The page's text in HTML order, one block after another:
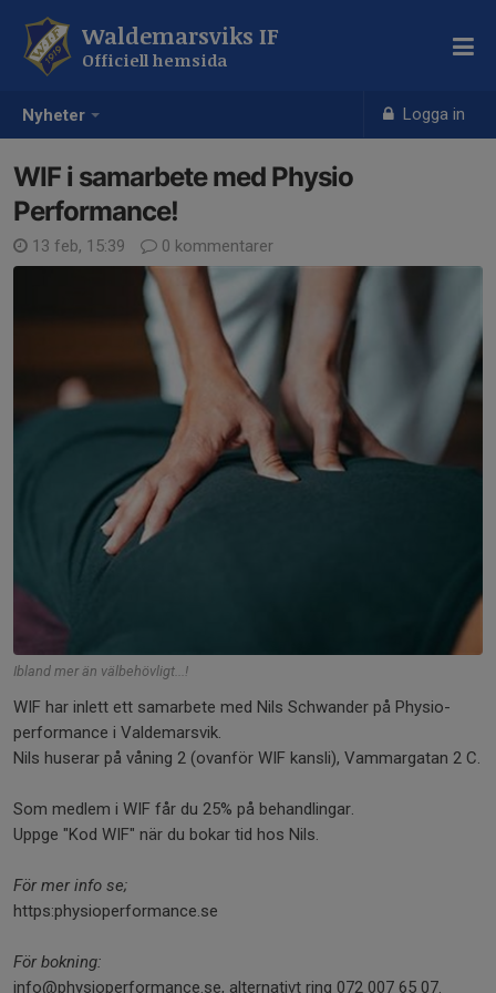
Nyheter Logga in
Waldemarsviks IF
Officiell hemsida
WIF i samarbete med Physio
Performance!
13 feb, 15:39 0 kommentarer
Ibland mer än välbehövligt...!
WIF har inlett ett samarbete med Nils Schwander på Physio-
performance i Valdemarsvik.
Nils huserar på våning 2 (ovanför WIF kansli), Vammargatan 2 C.
Som medlem i WIF får du 25% på behandlingar.
Uppge "Kod WIF" när du bokar tid hos Nils.
För mer info se;
https:physioperformance.se
För bokning:
info@physioperformance.se, alternativt ring 072 007 65 07.